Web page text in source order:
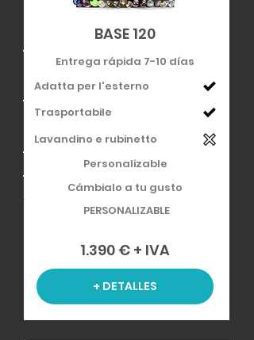
BASE 120
Adatta per l'esterno
Trasportabile
Entrega rápida 7-10 días
Lavandino e rubinetto
Personalizable
Cámbialo a tu gusto
PERSONALIZABLE
1.390 € + IVA
+ DETALLES